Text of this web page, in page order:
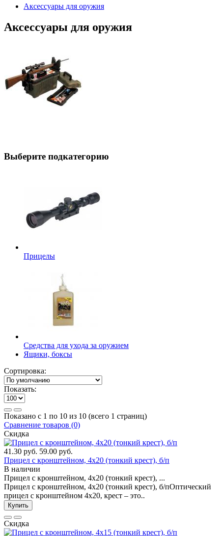
Аксессуары для оружия
Аксессуары для оружия
Выберите подкатегорию
Прицелы
Средства для ухода за оружием
Ящики, боксы
Сортировка:
Показать:
Показано с 1 по 10 из 10 (всего 1 страниц)
Сравнение товаров (0)
Скидка
41.30 руб. 59.00 руб.
Прицел с кронштейном, 4x20 (тонкий крест), б/п
В наличии
Прицел с кронштейном, 4x20 (тонкий крест), ...
Прицел с кронштейном, 4x20 (тонкий крест), б/пОптический
прицел с кронштейном 4х20, крест – это..
Купить
Скидка